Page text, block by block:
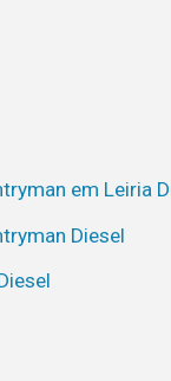
em Leiria
Diesel